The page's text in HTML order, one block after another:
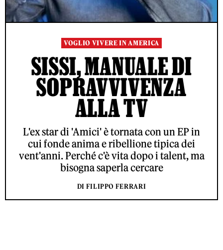
VOGLIO VIVERE IN AMERICA
SISSI, MANUALE DI
SOPRAVVIVENZA
ALLA TV
L'ex star di 'Amici' è tornata con un EP in
cui fonde anima e ribellione tipica dei
vent'anni. Perché c'è vita dopo i talent, ma
bisogna saperla cercare
DI FILIPPO FERRARI